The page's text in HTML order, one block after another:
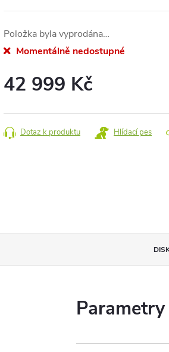
Položka byla vyprodána…
Momentálně nedostupné
42 999 Kč
cena:
Dotaz k produktu Hlídací pes